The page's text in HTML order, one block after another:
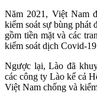
Năm 2021, Việt Nam
kiểm soát sự bùng phát
gồm tiền mặtvà các
kiểm soát dịch Covid-
Ngược lại, Lào đã
các công ty Lào kể cả
Việt Nam chống và